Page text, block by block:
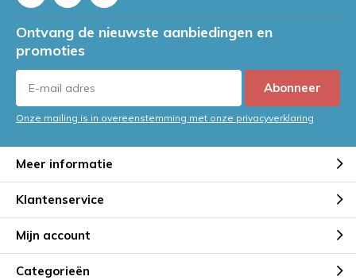
Ontvang de nieuwste aanbiedingen en
promoties
Abonneer
Onze mailing is in overeenstemming met onze privacyverklaring
Meer informatie
Klantenservice
Mijn account
Categorieën